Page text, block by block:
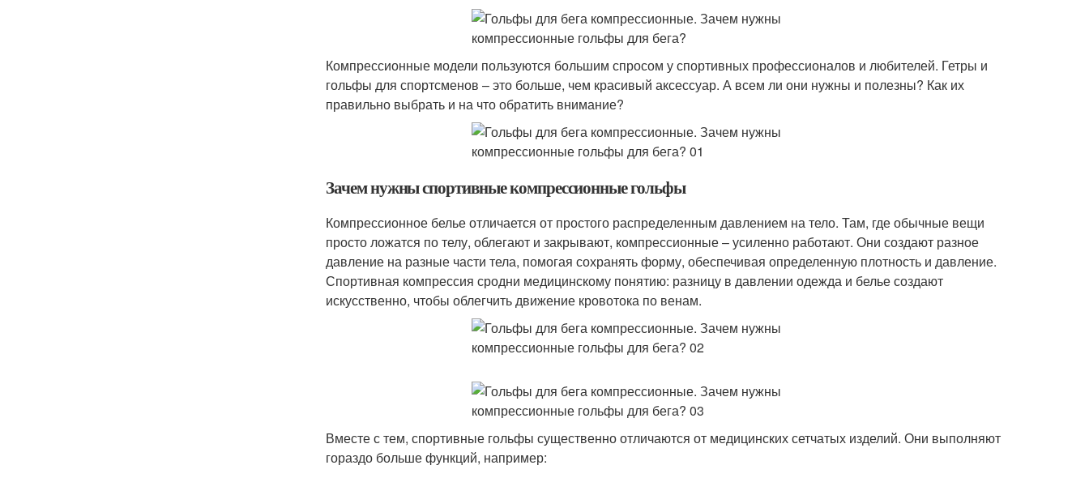
Компрессионные модели пользуются большим спросом у спортивных профессионалов и любителей. Гетры и
гольфы для спортсменов – это больше, чем красивый аксессуар. А всем ли они нужны и полезны? Как их
правильно выбрать и на что обратить внимание?
Зачем нужны спортивные компрессионные гольфы
Компрессионное белье отличается от простого распределенным давлением на тело. Там, где обычные вещи
просто ложатся по телу, облегают и закрывают, компрессионные – усиленно работают. Они создают разное
давление на разные части тела, помогая сохранять форму, обеспечивая определенную плотность и давление.
Спортивная компрессия сродни медицинскому понятию: разницу в давлении одежда и белье создают
искусственно, чтобы облегчить движение кровотока по венам.
Вместе с тем, спортивные гольфы существенно отличаются от медицинских сетчатых изделий. Они выполняют
гораздо больше функций, например: